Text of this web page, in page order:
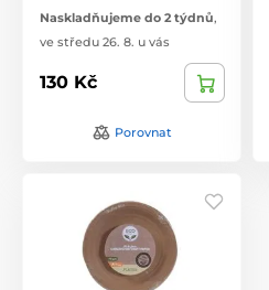
Naskladňujeme do 2 týdnů,
ve středu 26. 8. u vás
130 Kč
Porovnat